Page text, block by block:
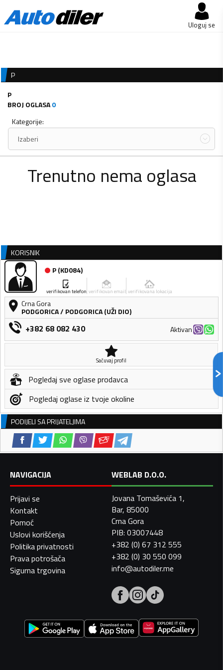
Uloguj se
P
P
BROJ OGLASA0
Kategorije:
Izaberi
Trenutno nema oglasa
KORISNIK
P(KD084)
verifikovan telefon verifikovan email verifikovana lokacija
Crna Gora
PODGORICA/ PODGORICA (UŽI DIO)
+382 68 082 430 Aktivan
Sačuvaj profil
Pogledaj sve oglase prodavca
Pogledaj oglase iz tvoje okoline
PODIJELI SA PRIJATELJIMA
NAVIGACIJA
Prijavi se
Kontakt
Pomoć
Uslovi korišćenja
Politika privatnosti
Prava potrošača
Sigurna trgovina
WEBLAB D.O.O.
Jovana Tomaševića 1,
Bar, 85000
Crna Gora
PIB: 03007448
+382 (0) 67 312 555
+382 (0) 30 550 099
info@autodiler.me